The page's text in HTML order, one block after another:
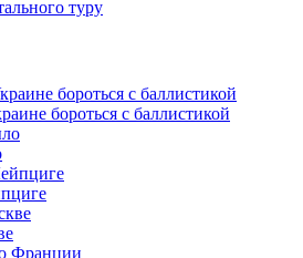
туру
бороться с баллистикой